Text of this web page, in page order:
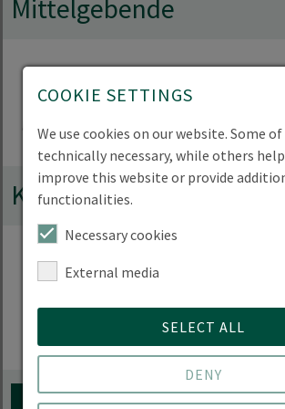
Mittelgebende
Kooperationen
COOKIE SETTINGS
We use cookies on our website. Some
technically necessary, while others
improve this website or provide
functionalities.
Necessary cookies
External media
SELECT ALL
DENY